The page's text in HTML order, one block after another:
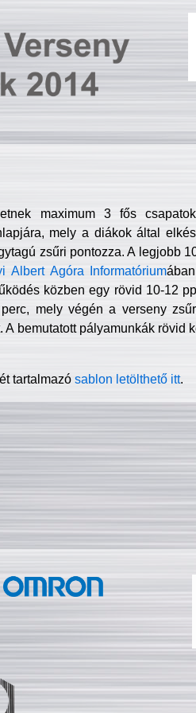
maximum 3 fős
mely a diákok által
zsűri pontozza. A legjobb
Albert Agóra Informatórium
közben egy rövid 10-12
mely végén a verseny
bemutatott pályamunkák rövid
tartalmazósablon letölthető itt.